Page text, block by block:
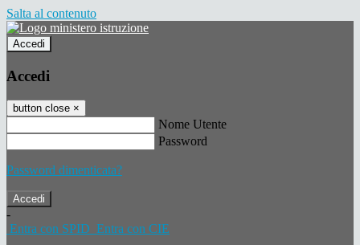
Salta al contenuto
Accedi
Accedi
button close ×
Nome Utente
Password
Password dimenticata?
-
Entra con SPID Entra con CIE